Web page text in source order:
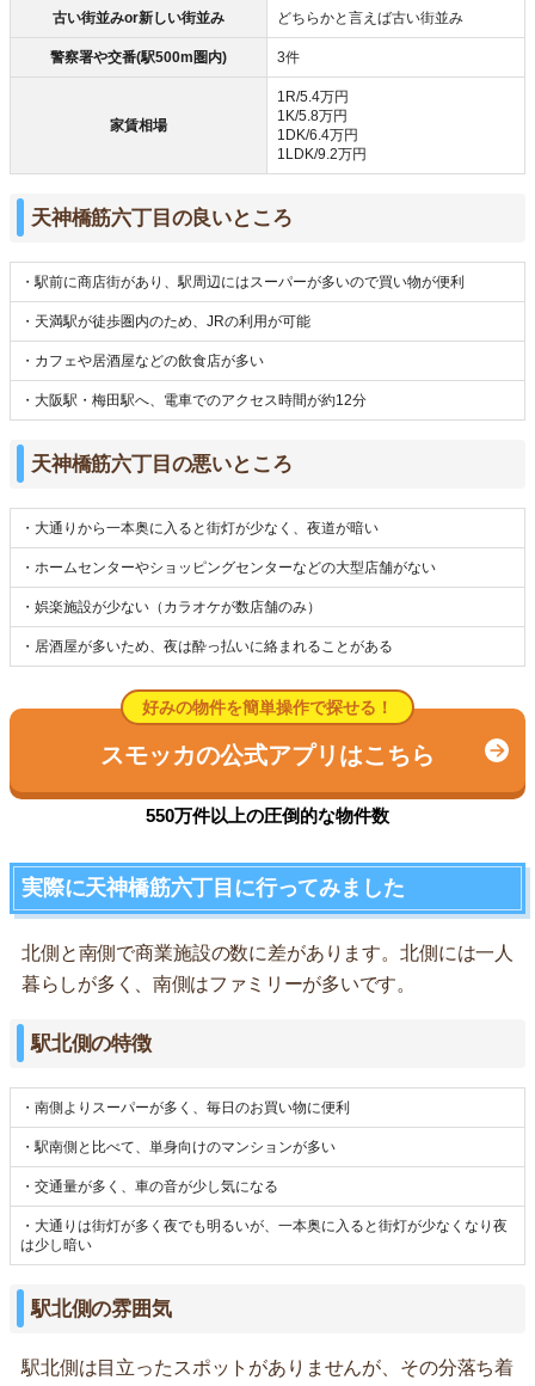
古い街並みor新しい街並み どちらかと言えば古い街並み
警察署や交番(駅500m圏内) 3件
家賃相場
1R/5.4万円
1K/5.8万円
1DK/6.4万円
1LDK/9.2万円
天神橋筋六丁目の良いところ
・駅前に商店街があり、駅周辺にはスーパーが多いので買い物が便利
・天満駅が徒歩圏内のため、JRの利用が可能
・カフェや居酒屋などの飲食店が多い
・大阪駅・梅田駅へ、電車でのアクセス時間が約12分
天神橋筋六丁目の悪いところ
・大通りから一本奥に入ると街灯が少なく、夜道が暗い
・ホームセンターやショッピングセンターなどの大型店舗がない
・娯楽施設が少ない（カラオケが数店舗のみ）
・居酒屋が多いため、夜は酔っ払いに絡まれることがある
好みの物件を簡単操作で探せる！
スモッカの公式アプリはこちら
550万件以上の圧倒的な物件数
実際に天神橋筋六丁目に行ってみました
北側と南側で商業施設の数に差があります。北側には一人
暮らしが多く、南側はファミリーが多いです。
駅北側の特徴
・南側よりスーパーが多く、毎日のお買い物に便利
・駅南側と比べて、単身向けのマンションが多い
・交通量が多く、車の音が少し気になる
・大通りは街灯が多く夜でも明るいが、一本奥に入ると街灯が少なくなり夜
は少し暗い
駅北側の雰囲気
駅北側は目立ったスポットがありませんが、その分落ち着